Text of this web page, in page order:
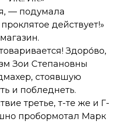
— подумала
действует!»
Здоро́во,
Зои Степановны
стоявшую
и побледнеть.
третье, т-те же и Г-
пробормотал Марк